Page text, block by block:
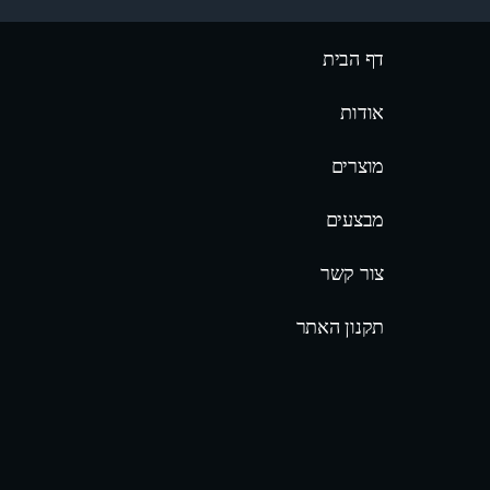
דף הבית
אודות
מוצרים
מבצעים
צור קשר
תקנון האתר